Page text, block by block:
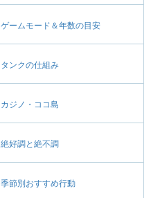
ゲームモード＆年数の目安
タンクの仕組み
カジノ・ココ島
絶好調と絶不調
季節別おすすめ行動